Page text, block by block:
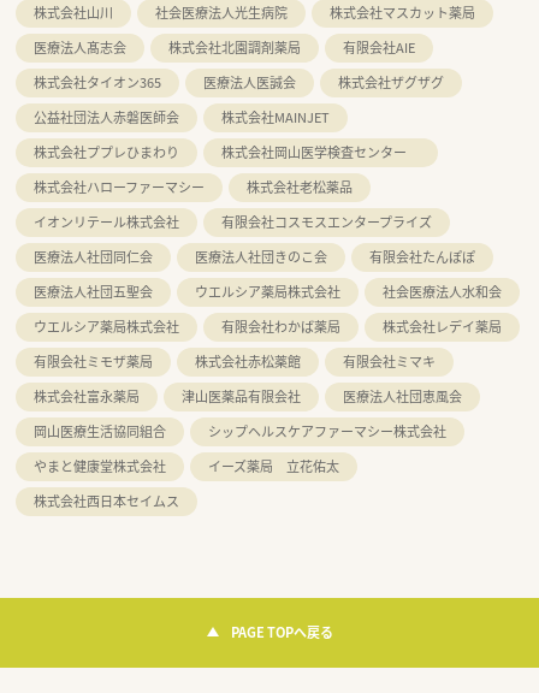
株式会社山川
社会医療法人光生病院
株式会社マスカット薬局
医療法人髙志会
株式会社北園調剤薬局
有限会社AIE
株式会社タイオン365
医療法人医誠会
株式会社ザグザグ
公益社団法人赤磐医師会
株式会社MAINJET
株式会社ププレひまわり
株式会社岡山医学検査センター
株式会社ハローファーマシー
株式会社老松薬品
イオンリテール株式会社
有限会社コスモスエンタープライズ
医療法人社団同仁会
医療法人社団きのこ会
有限会社たんぽぽ
医療法人社団五聖会
ウエルシア薬局株式会社
社会医療法人水和会
ウエルシア薬局株式会社
有限会社わかば薬局
株式会社レデイ薬局
有限会社ミモザ薬局
株式会社赤松薬館
有限会社ミマキ
株式会社富永薬局
津山医薬品有限会社
医療法人社団恵風会
岡山医療生活協同組合
シップヘルスケアファーマシー株式会社
やまと健康堂株式会社
イーズ薬局 立花佑太
株式会社西日本セイムス
PAGE TOPへ戻る